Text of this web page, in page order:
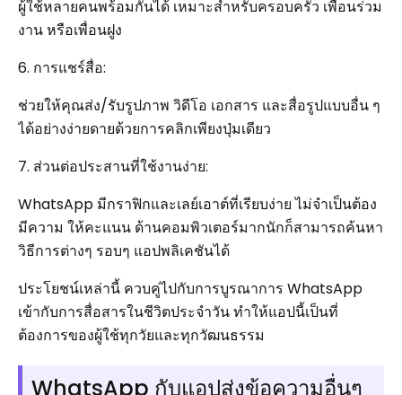
ผู้ใช้หลายคนพร้อมกันได้ เหมาะสำหรับครอบครัว เพื่อนร่วม
งาน หรือเพื่อนฝูง
6. การแชร์สื่อ:
ช่วยให้คุณส่ง/รับรูปภาพ วิดีโอ เอกสาร และสื่อรูปแบบอื่น ๆ
ได้อย่างง่ายดายด้วยการคลิกเพียงปุ่มเดียว
7. ส่วนต่อประสานที่ใช้งานง่าย:
WhatsApp มีกราฟิกและเลย์เอาต์ที่เรียบง่าย ไม่จำเป็นต้อง
มีความ ให้คะแนน ด้านคอมพิวเตอร์มากนักก็สามารถค้นหา
วิธีการต่างๆ รอบๆ แอปพลิเคชันได้
ประโยชน์เหล่านี้ ควบคู่ไปกับการบูรณาการ WhatsApp
เข้ากับการสื่อสารในชีวิตประจำวัน ทำให้แอปนี้เป็นที่
ต้องการของผู้ใช้ทุกวัยและทุกวัฒนธรรม
WhatsApp กับแอปส่งข้อความอื่นๆ